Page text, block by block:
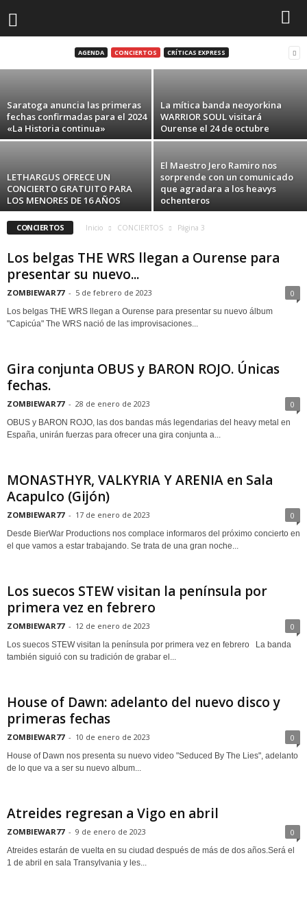
AGENDA CONCIERTOS CRÍTICAS EXPRESS
King Sapo este sábado en la sala El SOL de
Madrid para despedir...
13 de diciembre de 2023
Saratoga anuncia las primeras
fechas confirmadas para el 2024
«La Historia continua»
La mítica banda neoyorkina
WARRIOR SOUL visitará
Ourense el 24 de octubre
LETHARGUS OFRECE UN
CONCIERTO GRATUITO PARA
LOS MENORES DE 16 AÑOS
El Maestro Jero Ramiro nos
sorprende con un comunicado
que agradara a los heavys
ochenteros
CONCIERTOS Inicio CONCIERTOS Página 3
Los belgas THE WRS llegan a Ourense para
presentar su nuevo...
ZOMBIEWAR77 - 5 de febrero de 2023 0
Los belgas THE WRS llegan a Ourense para presentar su nuevo álbum
"Capicúa" The WRS nació de las improvisaciones...
Gira conjunta OBUS y BARON ROJO. Únicas
fechas.
ZOMBIEWAR77 - 28 de enero de 2023 0
OBUS y BARON ROJO, las dos bandas más legendarias del heavy metal en
España, unirán fuerzas para ofrecer una gira conjunta a...
MONASTHYR, VALKYRIA Y ARENIA en Sala
Acapulco (Gijón)
ZOMBIEWAR77 - 17 de enero de 2023 0
Desde BierWar Productions nos complace informaros del próximo concierto en
el que vamos a estar trabajando. Se trata de una gran noche...
Los suecos STEW visitan la península por
primera vez en febrero
ZOMBIEWAR77 - 12 de enero de 2023 0
Los suecos STEW visitan la península por primera vez en febrero La banda
también siguió con su tradición de grabar el...
House of Dawn: adelanto del nuevo disco y
primeras fechas
ZOMBIEWAR77 - 10 de enero de 2023 0
House of Dawn nos presenta su nuevo video "Seduced By The Lies", adelanto
de lo que va a ser su nuevo album...
Atreides regresan a Vigo en abril
ZOMBIEWAR77 - 9 de enero de 2023 0
Atreides estarán de vuelta en su ciudad después de más de dos años.Será el
1 de abril en sala Transylvania y les...